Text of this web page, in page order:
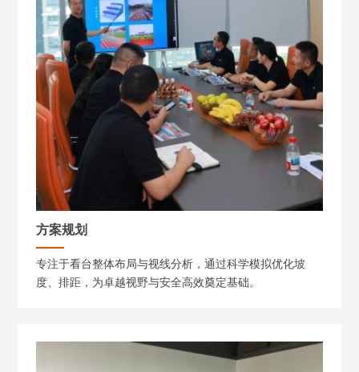
方案规划
专注于看台整体布局与视线分析，通过科学模拟优化坡
度、排距，为卓越视野与安全高效奠定基础。